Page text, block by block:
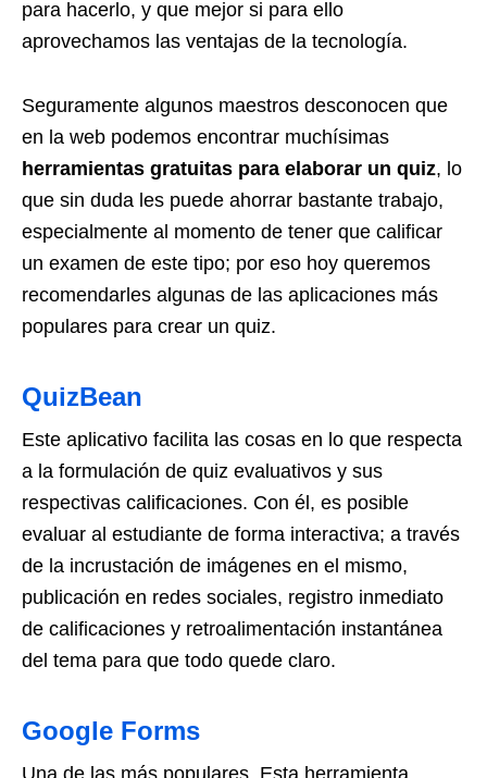
para hacerlo, y que mejor si para ello
aprovechamos las ventajas de la tecnología.
Seguramente algunos maestros desconocen que
en la web podemos encontrar muchísimas
herramientas gratuitas para elaborar un quiz, lo
que sin duda les puede ahorrar bastante trabajo,
especialmente al momento de tener que calificar
un examen de este tipo; por eso hoy queremos
recomendarles algunas de las aplicaciones más
populares para crear un quiz.
QuizBean
Este aplicativo facilita las cosas en lo que respecta
a la formulación de quiz evaluativos y sus
respectivas calificaciones. Con él, es posible
evaluar al estudiante de forma interactiva; a través
de la incrustación de imágenes en el mismo,
publicación en redes sociales, registro inmediato
de calificaciones y retroalimentación instantánea
del tema para que todo quede claro.
Google Forms
Una de las más populares. Esta herramienta